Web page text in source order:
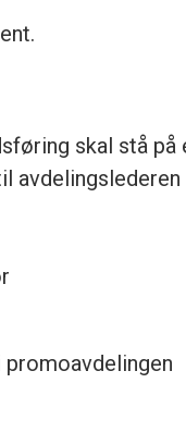
skal stå